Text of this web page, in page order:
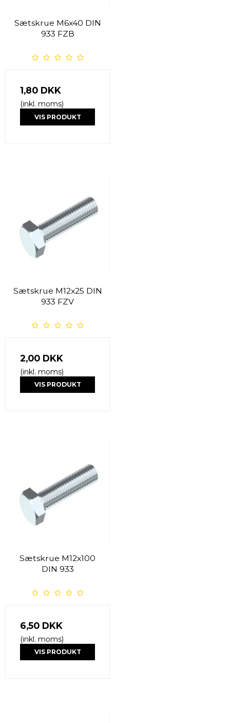
Sætskrue M6x40 DIN
933 FZB
1,80 DKK
(inkl. moms)
VIS PRODUKT
Sætskrue M12x25 DIN
933 FZV
2,00 DKK
(inkl. moms)
VIS PRODUKT
Sætskrue M12x100
DIN 933
6,50 DKK
(inkl. moms)
VIS PRODUKT